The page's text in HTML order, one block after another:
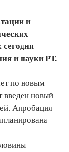
и
и науки РТ.
по новым
введен новый
Апробация